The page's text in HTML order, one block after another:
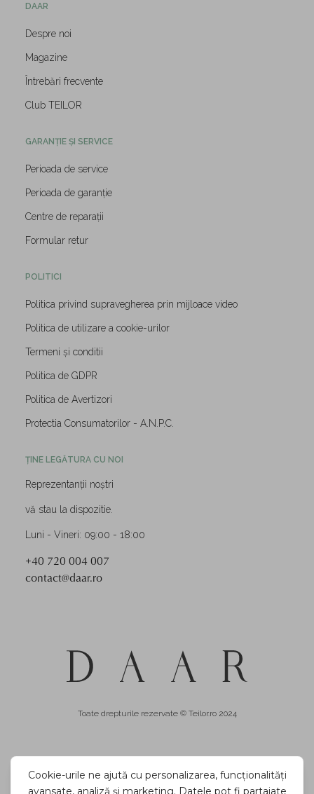
DAAR
Despre noi
Magazine
Întrebări frecvente
Club TEILOR
GARANȚIE ȘI SERVICE
Perioada de service
Perioada de garanție
Centre de reparații
Formular retur
POLITICI
Politica privind supravegherea prin mijloace video
Politica de utilizare a cookie-urilor
Termeni și conditii
Politica de GDPR
Politica de Avertizori
Protectia Consumatorilor - A.N.P.C.
ȚINE LEGĂTURA CU NOI
Reprezentanții noștri
vă stau la dispozitie.
Luni - Vineri: 09:00 - 18:00
+40 720 004 007
contact@daar.ro
Toate drepturile rezervate © Teilor.ro 2024